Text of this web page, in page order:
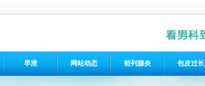
早泄 网站动态 前列腺炎 包皮过长